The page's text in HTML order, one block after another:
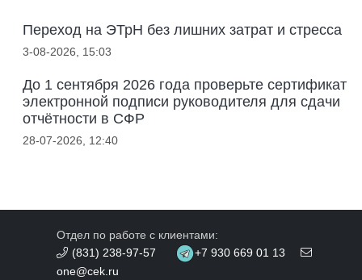
Переход на ЭТрН без лишних затрат и стресса
3-08-2026, 15:03
До 1 сентября 2026 года проверьте сертификат
электронной подписи руководителя для сдачи
отчётности в СФР
28-07-2026, 12:40
Отдел по работе с клиентами:
(831) 238-97-57
+7 930 669 01 13
one@cek.ru